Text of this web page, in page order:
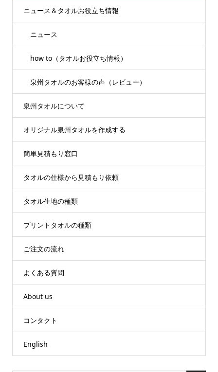
ニュース＆タオルお役立ち情報
ニュース
how to（タオルお役立ち情報）
泉州タオルのお客様の声（レビュー）
泉州タオルについて
オリジナル泉州タオルを作成する
簡単見積もり窓口
タオルの仕様から見積もり依頼
タオル生地の種類
プリントタオルの種類
ご注文の流れ
よくある質問
About us
コンタクト
English